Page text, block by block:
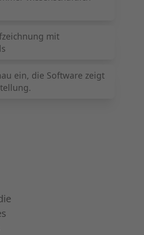
mit
ein, die Software zeigt